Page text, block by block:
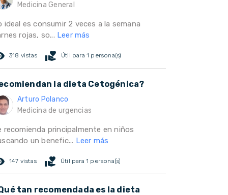
Medicina General
ideal es consumir 2 veces a la semana
rojas, so... Leer más
318 vistas volunteer_activism Útil para 1 persona(s)
la dieta Cetogénica?
Arturo Polanco
Medicina de urgencias
recomienda principalmente en niños
un benefic... Leer más
147 vistas volunteer_activism Útil para 1 persona(s)
tan recomendada es la dieta